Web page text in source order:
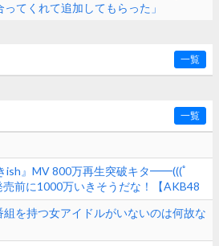
てくれて追加してもらった」
一覧
一覧
ish』MV 800万再生突破キタ━━(((ﾟ
に1000万いきそうだな！【AKB48
組を持つ女アイドルがいないのは何故な